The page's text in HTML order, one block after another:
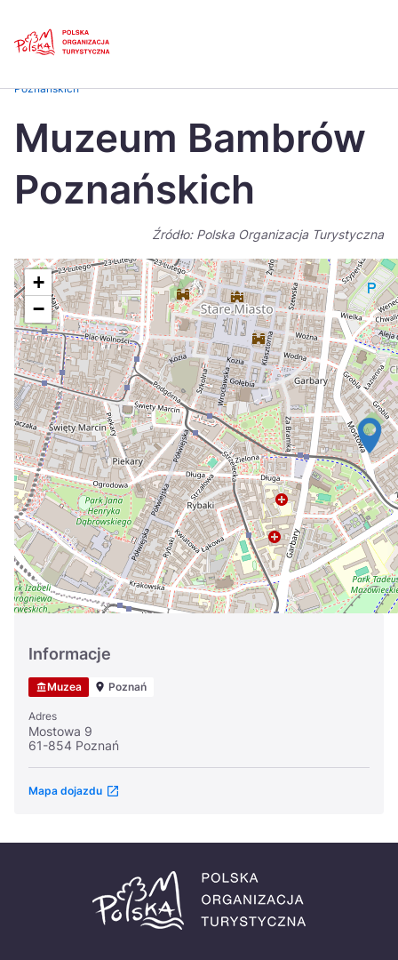
Česká
Dansk
Italiano
Nederlands 日本
Português
Suomi
Україна
Zamknij
Poznańskich
Muzeum Bambrów
Poznańskich
Źródło: Polska Organizacja Turystyczna
+
−
Informacje
Muzea Poznań
Adres
Mostowa 9
61-854 Poznań
Mapa dojazdu